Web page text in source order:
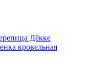
Дёкке
кровельная